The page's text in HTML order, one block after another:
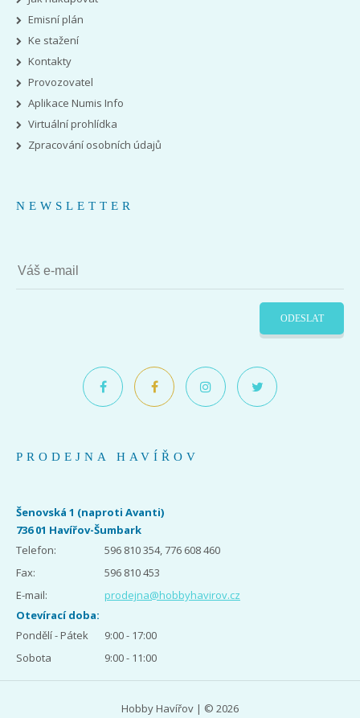
Emisní plán
Ke stažení
Kontakty
Provozovatel
Aplikace Numis Info
Virtuální prohlídka
Zpracování osobních údajů
NEWSLETTER
ODESLAT
PRODEJNA HAVÍŘOV
Šenovská 1 (naproti Avanti)
736 01 Havířov-Šumbark
Telefon:
596 810 354, 776 608 460
Fax:
596 810 453
E-mail:
prodejna@hobbyhavirov.cz
Otevírací doba:
Pondělí - Pátek
9:00 - 17:00
Sobota
9:00 - 11:00
Hobby Havířov | © 2026